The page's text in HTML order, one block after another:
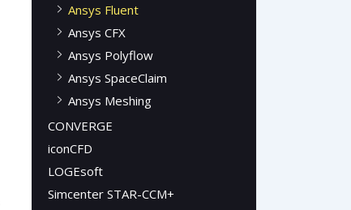
Ansys Fluent
Ansys CFX
Ansys Polyflow
Ansys SpaceClaim
Ansys Meshing
CONVERGE
iconCFD
LOGEsoft
Simcenter STAR-CCM+